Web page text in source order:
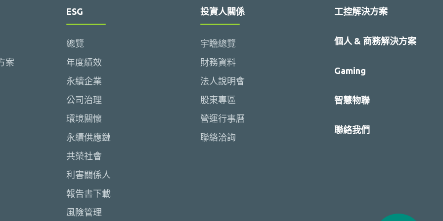
案
ESG
總覽
年度績效
永續企業
公司治理
環境關懷
永續供應鏈
共榮社會
利害關係人
報告書下載
風險管理
投資人關係
宇瞻總覽
財務資料
法人說明會
股東專區
營運行事曆
聯絡洽詢
工控解決方案
個人 & 商務解決方案
Gaming
智慧物聯
聯絡我們